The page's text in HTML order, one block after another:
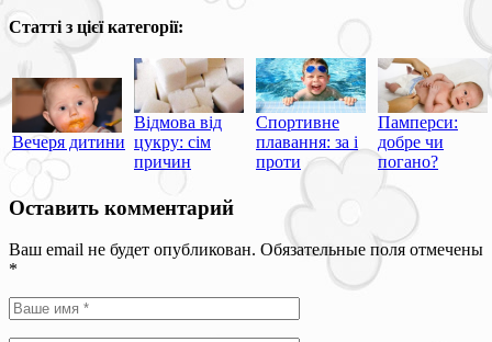
Статті з цієї категорії:
Вечеря дитини
Відмова від
цукру: сім
причин
Спортивне
плавання: за і
проти
Памперси:
добре чи
погано?
Оставить комментарий
Ваш email не будет опубликован. Обязательные поля отмечены
*